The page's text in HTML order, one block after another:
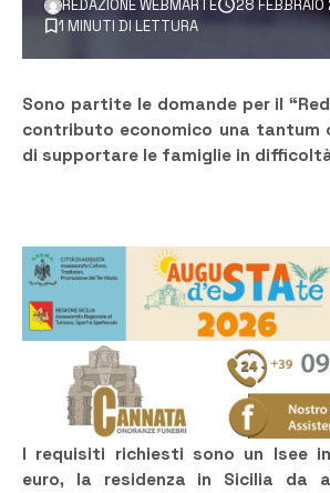
REDAZIONE WEBMARTE 28
1 MINUTI DI LETTURA
Sono partite le domande per il
contributo economico una tantum
di supportare le famiglie in
I requisiti richiesti sono un Isee
euro, la residenza in Sicilia da